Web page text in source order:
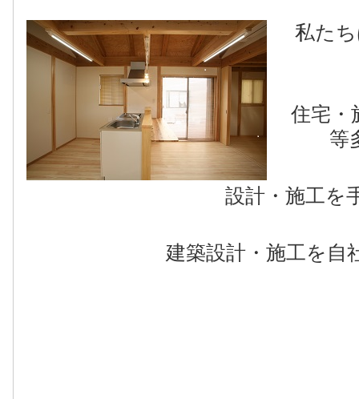
私たち
住宅・
等
設計・施工を
建築設計・施工を自